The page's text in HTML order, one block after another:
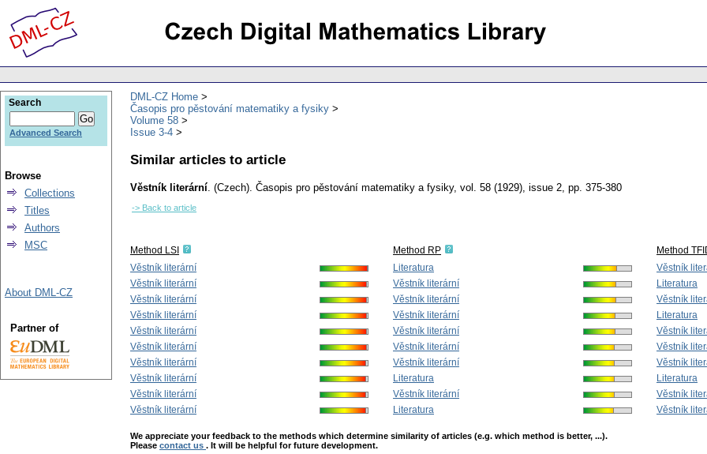
DML-CZ Home
Časopis pro pěstování matematiky a fysiky
Volume 58
Issue 3-4
Similar articles to article
Věstník literární. (Czech). Časopis pro pěstování matematiky a fysiky, vol. 58 (1929), issue 2, pp. 375-380
-> Back to article
Method LSI
Věstník literární
Věstník literární
Věstník literární
Věstník literární
Věstník literární
Věstník literární
Věstník literární
Věstník literární
Věstník literární
Věstník literární
Method RP
Literatura
Věstník literární
Věstník literární
Věstník literární
Věstník literární
Věstník literární
Věstník literární
Literatura
Věstník literární
Literatura
Method
Věstník
Literatura
Věstník
Literatura
Věstník
Věstník
Věstník
Literatura
Věstník
Věstník
We appreciate your feedback to the methods which determine similarity of articles (e.g. which method is better, ...).
Please contact us . It will be helpful for future development.
Search
Advanced Search
Browse
Collections
Titles
Authors
MSC
About DML-CZ
Partner of